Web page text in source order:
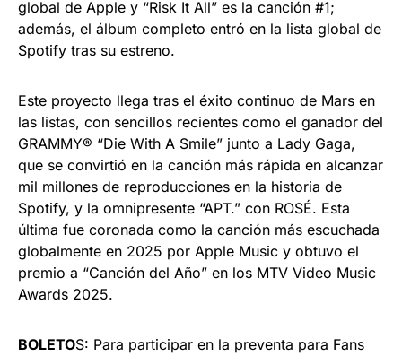
global de Apple y “Risk It All” es la canción #1;
además, el álbum completo entró en la lista global de
Spotify tras su estreno.
Este proyecto llega tras el éxito continuo de Mars en
las listas, con sencillos recientes como el ganador del
GRAMMY® “Die With A Smile” junto a Lady Gaga,
que se convirtió en la canción más rápida en alcanzar
mil millones de reproducciones en la historia de
Spotify, y la omnipresente “APT.” con ROSÉ. Esta
última fue coronada como la canción más escuchada
globalmente en 2025 por Apple Music y obtuvo el
premio a “Canción del Año” en los MTV Video Music
Awards 2025.
BOLETOS: Para participar en la preventa para Fans